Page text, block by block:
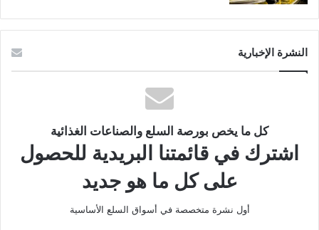
النشرة الإخبارية
كل ما يخص بورصة السلع والصناعات الغذائية
اشترك في قائمتنا البريدية للحصول
على كل ما هو جديد
أول نشرة متخصصة في أسواق السلع الأساسية